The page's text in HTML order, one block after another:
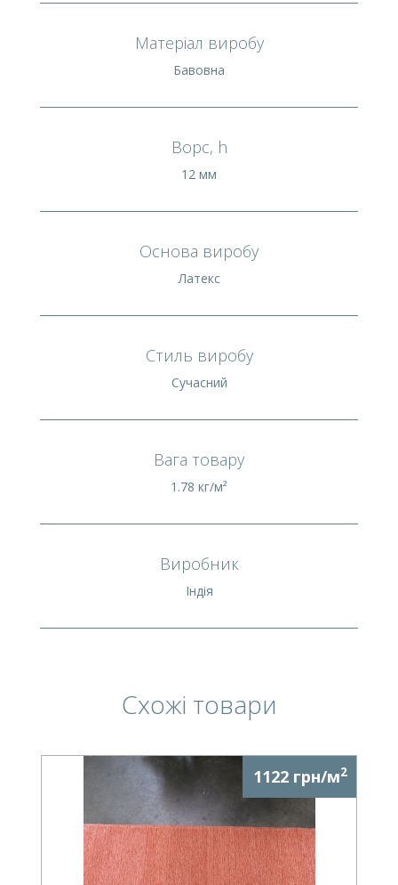
Матеріал виробу
Бавовна
Ворс, h
12 мм
Основа виробу
Латекс
Стиль виробу
Сучасний
Вага товару
1.78 кг/м²
Виробник
Індія
Схожі товари
1122 грн/м2